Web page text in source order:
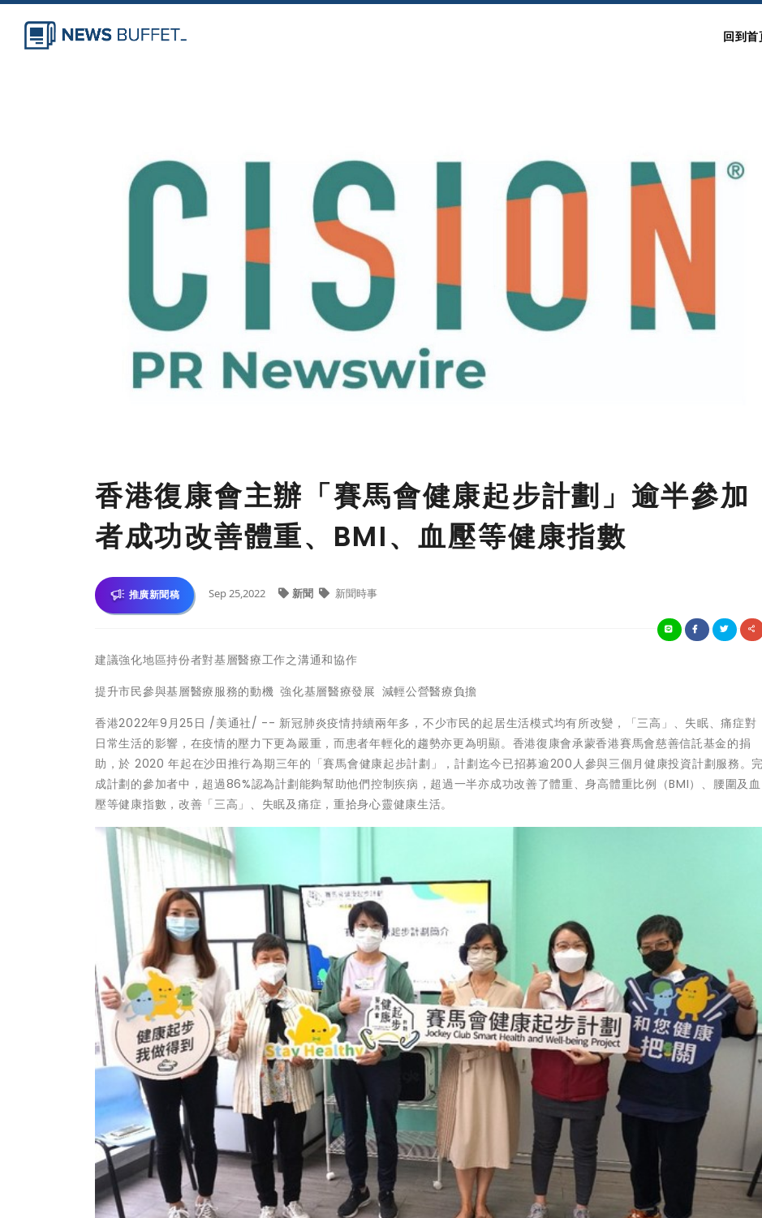
回到首
香港復康會主辦「賽馬會健康起步計劃」逾半參加
者成功改善體重、BMI、血壓等健康指數
推廣新聞稿 Sep 25,2022 新聞 新聞時事
建議強化地區持份者對基層醫療工作之溝通和協作
提升市民參與基層醫療服務的動機 強化基層醫療發展 減輕公營醫療負擔
香港2022年9月25日 /美通社/ -- 新冠肺炎疫情持續兩年多，不少市民的起居生活模式均有所改變，「三高」、失眠、痛症對
日常生活的影響，在疫情的壓力下更為嚴重，而患者年輕化的趨勢亦更為明顯。香港復康會承蒙香港賽馬會慈善信託基金的捐
助，於 2020 年起在沙田推行為期三年的「賽馬會健康起步計劃」，計劃迄今已招募逾200人參與三個月健康投資計劃服務。完
成計劃的參加者中，超過86%認為計劃能夠幫助他們控制疾病，超過一半亦成功改善了體重、身高體重比例（BMI）、腰圍及血
壓等健康指數，改善「三高」、失眠及痛症，重拾身心靈健康生活。